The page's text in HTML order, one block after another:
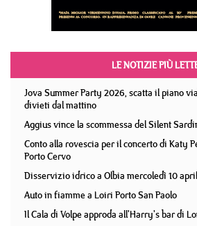
LE NOTIZIE PIÙ
Jova Summer Party 2026, scatta il piano
divieti dal mattino
Aggius vince la scommessa del Silent
Conto alla rovescia per il concerto di Katy
Porto Cervo
Disservizio idrico a Olbia mercoledì 10
Auto in fiamme a Loiri Porto San Paolo
Il Cala di Volpe approda all'Harry's bar di